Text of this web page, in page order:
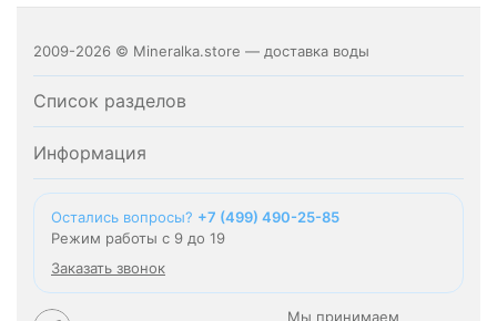
2009-2026 © Mineralka.store — доставка воды
Список разделов
Информация
Остались вопросы? +7 (499) 490-25-85
Режим работы с 9 до 19
Заказать звонок
Мы принимаем